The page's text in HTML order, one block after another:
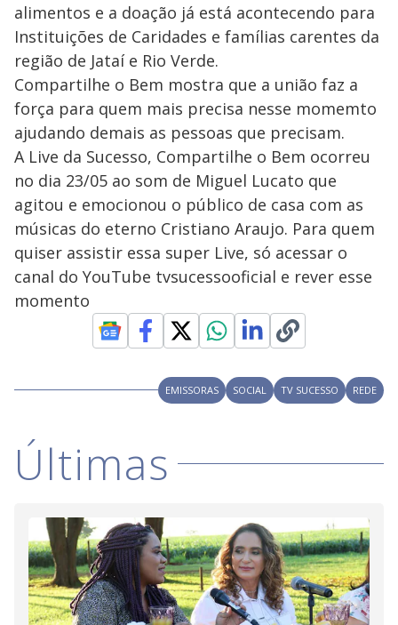
alimentos e a doação já está acontecendo para
Instituições de Caridades e famílias carentes da
região de Jataí e Rio Verde.
Compartilhe o Bem mostra que a união faz a
força para quem mais precisa nesse momemto
ajudando demais as pessoas que precisam.
A Live da Sucesso, Compartilhe o Bem ocorreu
no dia 23/05 ao som de Miguel Lucato que
agitou e emocionou o público de casa com as
músicas do eterno Cristiano Araujo. Para quem
quiser assistir essa super Live, só acessar o
canal do YouTube tvsucessooficial e rever esse
momento
EMISSORAS SOCIAL TV SUCESSO REDE
Últimas